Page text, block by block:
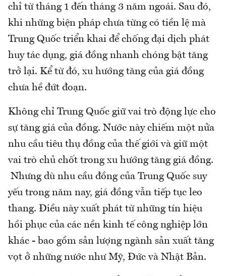
chỉ từ tháng 1 đến tháng 3 năm ngoái. Sau đó,
khi những biện pháp chưa từng có tiền lệ mà
Trung Quốc triển khai để chống đại dịch phát
huy tác dụng, giá đồng nhanh chóng bật tăng
trở lại. Kể từ đó, xu hướng tăng của giá đồng
chưa hề đứt đoạn.
Không chỉ Trung Quốc giữ vai trò động lực cho
sự tăng giá của đồng. Nước này chiếm một nửa
nhu cầu tiêu thụ đồng của thế giới và giữ một
vai trò chủ chốt trong xu hướng tăng giá đồng.
Nhưng dù nhu cầu đồng của Trung Quốc suy
yếu trong năm nay, giá đồng vẫn tiếp tục leo
thang. Điều này xuất phát từ những tín hiệu
hồi phục của các nền kinh tế công nghiệp lớn
khác - bao gồm sản lượng ngành sản xuất tăng
vọt ở những nước như Mỹ, Đức và Nhật Bản.